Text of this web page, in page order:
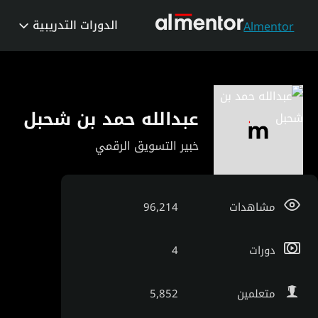
Almentor الدورات التدريبية
عبدالله حمد بن شحبل
خبير التسويق الرقمي
مشاهدات 96,214
دورات 4
متعلمين 5,852